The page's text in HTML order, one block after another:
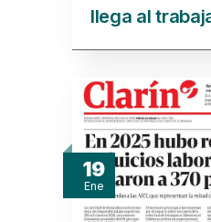
llega al
19
Ene